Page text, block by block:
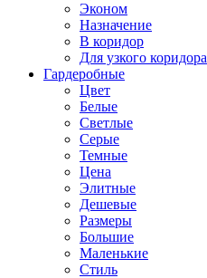
Эконом
Назначение
В коридор
Для узкого коридора
Гардеробные
Цвет
Белые
Светлые
Серые
Темные
Цена
Элитные
Дешевые
Размеры
Большие
Маленькие
Стиль